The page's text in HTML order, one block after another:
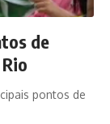
de
pontos de